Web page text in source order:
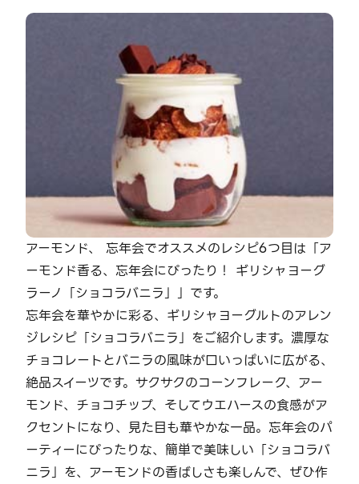
アーモンド、 忘年会でオススメのレシピ6つ目は「ア
ーモンド香る、忘年会にぴったり！ ギリシャヨーグ
ラーノ「ショコラバニラ」」です。
忘年会を華やかに彩る、ギリシャヨーグルトのアレン
ジレシピ「ショコラバニラ」をご紹介します。濃厚な
チョコレートとバニラの風味が口いっぱいに広がる、
絶品スイーツです。サクサクのコーンフレーク、アー
モンド、チョコチップ、そしてウエハースの食感がア
クセントになり、見た目も華やかな一品。忘年会のパ
ーティーにぴったりな、簡単で美味しい「ショコラバ
ニラ」を、アーモンドの香ばしさも楽しんで、ぜひ作